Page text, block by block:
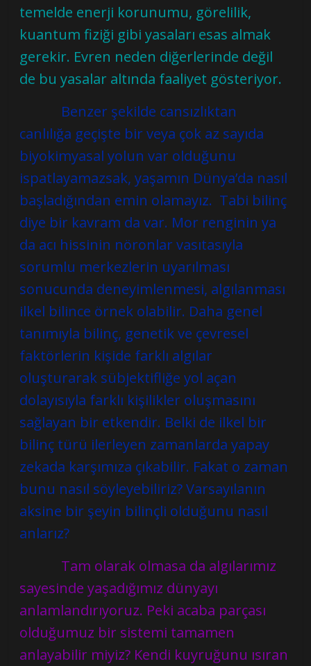
temelde enerji korunumu, görelilik,
kuantum fiziği gibi yasaları esas almak
gerekir. Evren neden diğerlerinde değil
de bu yasalar altında faaliyet gösteriyor.
Benzer şekilde cansızlıktan
canlılığa geçişte bir veya çok az sayıda
biyokimyasal yolun var olduğunu
ispatlayamazsak, yaşamın Dünya’da nasıl
başladığından emin olamayız. Tabi bilinç
diye bir kavram da var. Mor renginin ya
da acı hissinin nöronlar vasıtasıyla
sorumlu merkezlerin uyarılması
sonucunda deneyimlenmesi, algılanması
ilkel bilince örnek olabilir. Daha genel
tanımıyla bilinç, genetik ve çevresel
faktörlerin kişide farklı algılar
oluşturarak sübjektifliğe yol açan
dolayısıyla farklı kişilikler oluşmasını
sağlayan bir etkendir. Belki de ilkel bir
bilinç türü ilerleyen zamanlarda yapay
zekada karşımıza çıkabilir. Fakat o zaman
bunu nasıl söyleyebiliriz? Varsayılanın
aksine bir şeyin bilinçli olduğunu nasıl
anlarız?
Tam olarak olmasa da algılarımız
sayesinde yaşadığımız dünyayı
anlamlandırıyoruz. Peki acaba parçası
olduğumuz bir sistemi tamamen
anlayabilir miyiz? Kendi kuyruğunu ısıran